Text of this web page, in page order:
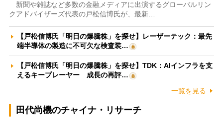
新聞や雑誌など多数の金融メディアに出演するグローバルリン
クアドバイザーズ代表の戸松信博氏が、最新…
【戸松信博氏「明日の爆騰株」を探せ】レーザーテック：最先
端半導体の製造に不可欠な検査装…
【戸松信博氏「明日の爆騰株」を探せ】TDK：AIインフラを支
えるキープレーヤー 成長の再評…
一覧を見る
田代尚機のチャイナ・リサーチ